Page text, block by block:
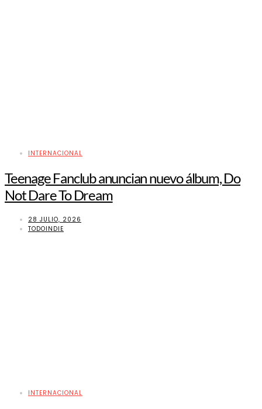
INTERNACIONAL
Teenage Fanclub anuncian nuevo álbum, Do
Not Dare To Dream
28 JULIO, 2026
TODOINDIE
INTERNACIONAL